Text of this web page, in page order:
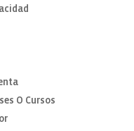
O Cursos